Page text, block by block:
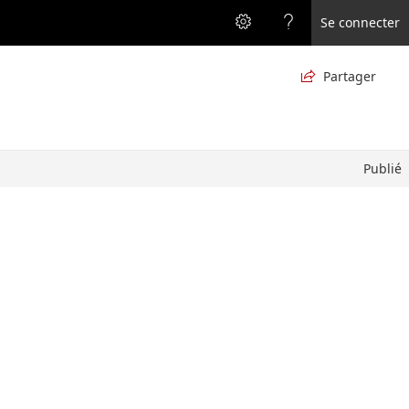
Se connecter
 Partager
Publié